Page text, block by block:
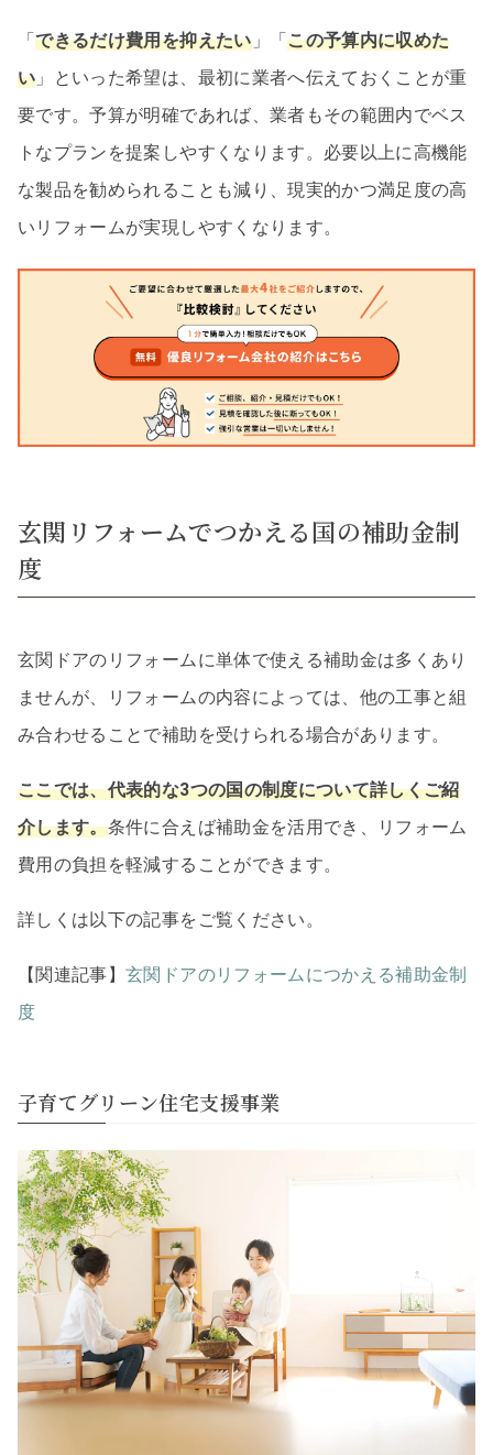
「できるだけ費用を抑えたい」「この予算内に収めた
い 」といった希望は、最初に業者へ伝えておくことが重
要です。予算が明確であれば、業者もその範囲内でベス
トなプランを提案しやすくなります。必要以上に高機能
な製品を勧められることも減り、現実的かつ満足度の高
いリフォームが実現しやすくなります。
玄関リフォームでつかえる国の補助金制
度
玄関ドアのリフォームに単体で使える補助金は多くあり
ませんが、リフォームの内容によっては、他の工事と組
み合わせることで補助を受けられる場合があります。
ここでは、代表的な3つの国の制度について詳しくご紹
介します。条件に合えば補助金を活用でき、リフォーム
費用の負担を軽減することができます。
詳しくは以下の記事をご覧ください。
【関連記事】玄関ドアのリフォームにつかえる補助金制
度
子育てグリーン住宅支援事業